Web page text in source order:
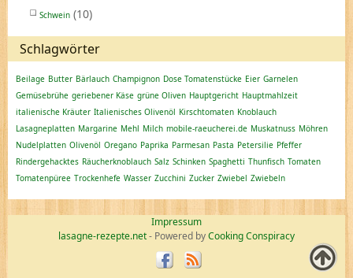
Schwein (10)
Schlagwörter
Beilage Butter Bärlauch Champignon Dose Tomatenstücke Eier Garnelen
Gemüsebrühe geriebener Käse grüne Oliven Hauptgericht Hauptmahlzeit
italienische Kräuter Italienisches Olivenöl Kirschtomaten Knoblauch
Lasagneplatten Margarine Mehl Milch mobile-raeucherei.de Muskatnuss Möhren
Nudelplatten Olivenöl Oregano Paprika Parmesan Pasta Petersilie Pfeffer
Rindergehacktes Räucherknoblauch Salz Schinken Spaghetti Thunfisch Tomaten
Tomatenpüree Trockenhefe Wasser Zucchini Zucker Zwiebel Zwiebeln
Impressum
lasagne-rezepte.net- Powered byCooking Conspiracy